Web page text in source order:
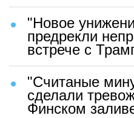
"Новое
предрекли
встрече с
"Считаные
сделали
Финском